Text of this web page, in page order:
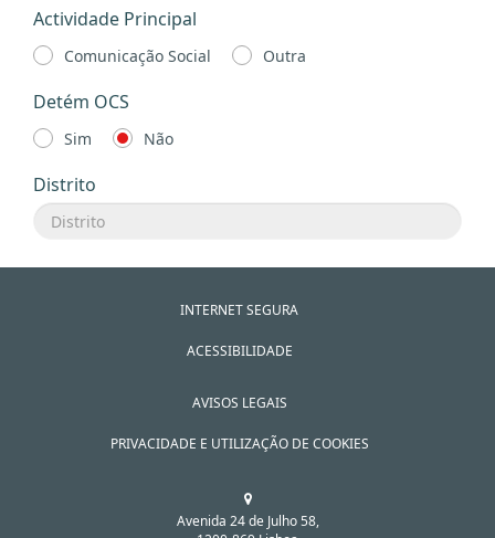
Actividade Principal
Comunicação Social Outra
Detém OCS
Sim Não
Distrito
INTERNET SEGURA
ACESSIBILIDADE
AVISOS LEGAIS
PRIVACIDADE E UTILIZAÇÃO DE COOKIES
Avenida 24 de Julho 58,